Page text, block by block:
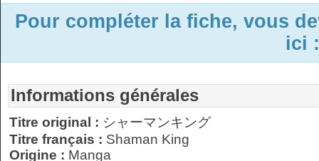
Pour compléter la fiche, vous
ici
Informations générales
Titre original : シャーマンキング
Titre français : Shaman King
Origine : Manga